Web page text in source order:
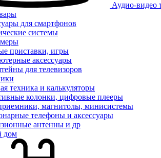
Аудио-видео
для смартфонов
системы
приставки, игры
аксессуары
для телевизоров
техника и калькуляторы
колонки, цифровые плееры
магнитолы, минисистемы
телефоны и аксессуары
антенны и др
дом